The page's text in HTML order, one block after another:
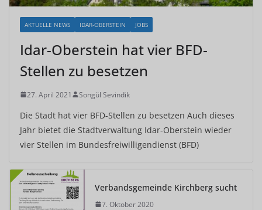
AKTUELLE NEWS IDAR-OBERSTEIN JOBS
Idar-Oberstein hat vier BFD-
Stellen zu besetzen
27. April 2021 Songül Sevindik
Die Stadt hat vier BFD-Stellen zu besetzen Auch dieses
Jahr bietet die Stadtverwaltung Idar-Oberstein wieder
vier Stellen im Bundesfreiwilligendienst (BFD)
Verbandsgemeinde Kirchberg sucht
7. Oktober 2020